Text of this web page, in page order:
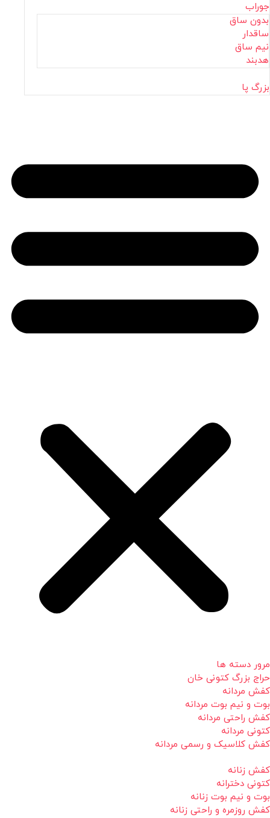
جوراب
بدون ساق
ساقدار
نیم ساق
هدبند
بزرگ پا
مرور دسته ها
حراج بزرگ کتونی خان
کفش مردانه
بوت و نیم بوت مردانه
کفش راحتی مردانه
کتونی مردانه
کفش کلاسیک و رسمی مردانه
کفش زنانه
کتونی دخترانه
بوت و نیم بوت زنانه
کفش روزمره و راحتی زنانه